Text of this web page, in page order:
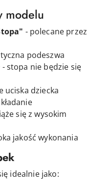
modelu
- polecane przez
podeszwa
- stopa nie będzie się
uciska dziecka
się z wysokim
jakość wykonania
idealnie jako: